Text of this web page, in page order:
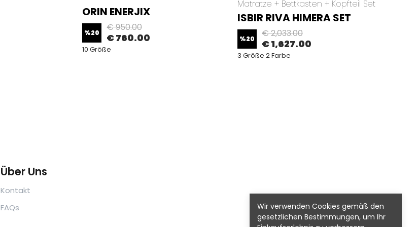
Wir verwenden Cookies gemäß den
gesetzlichen Bestimmungen, um Ihr
ORIN ENERJIX
%20 € 950.00
€ 760.00
10 Größe
Matratze + Bettkasten + Kopfteil Set
ISBIR RIVA HIMERA SET
%20 € 2,033.00
€ 1,627.00
3 Größe 2 Farbe
Über Uns
Kontakt
FAQs